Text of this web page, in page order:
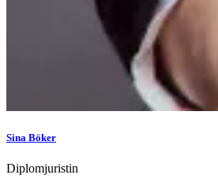
Sina Böker
Diplomjuristin